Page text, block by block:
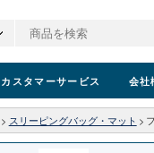
カスタマーサービス 会社
> スリーピングバッグ・マット >